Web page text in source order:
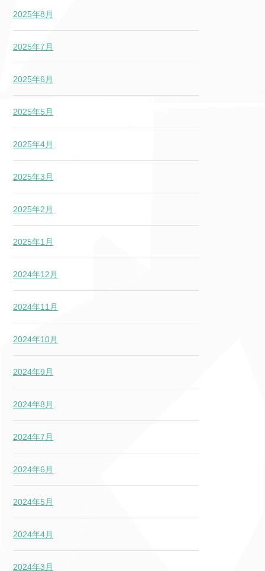
2025年8月
2025年7月
2025年6月
2025年5月
2025年4月
2025年3月
2025年2月
2025年1月
2024年12月
2024年11月
2024年10月
2024年9月
2024年8月
2024年7月
2024年6月
2024年5月
2024年4月
2024年3月